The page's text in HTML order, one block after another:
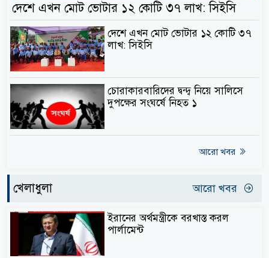
দেশে এখন মোট ভোটার ১২ কোটি ৩৭ লাখ: সিইসি
দেশে এখন মোট ভোটার ১২ কোটি ৩৭
লাখ: সিইসি
চোরাকারবারিদের দ্বন্দ্ব নিয়ে সালিসে
দুপক্ষের সংঘর্ষে নিহত ১
আরো খবর
খেলাধুলা আরো খবর
ইরানের অর্থমন্ত্রীকে বরখাস্ত করল
পার্লামেন্ট